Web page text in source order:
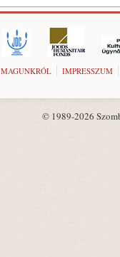
MAGUNKRÓL IMPRESSZUM
© 1989-2026